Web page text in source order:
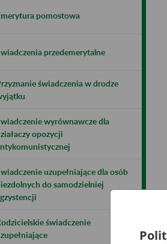
pomostowa
przedemerytalne
świadczenia w drodze
wyrównawcze dla
opozycji
uzupełniające dla osób
do samodzielniej
świadczenie